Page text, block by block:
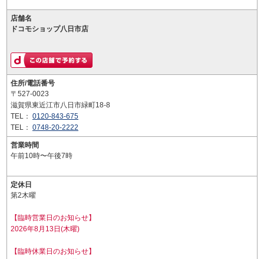
店舗名
ドコモショップ八日市店
住所/電話番号
〒527-0023
滋賀県東近江市八日市緑町18-8
TEL： 0120-843-675
TEL： 0748-20-2222
営業時間
午前10時〜午後7時
定休日
第2木曜
【臨時営業日のお知らせ】
2026年8月13日(木曜)
【臨時休業日のお知らせ】